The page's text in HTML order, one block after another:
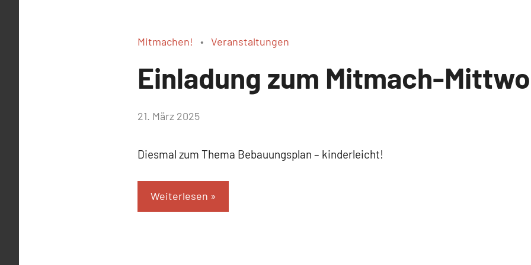
Mitmachen! Veranstaltungen
Einladung zum Mitmach-
von
Braun
21. März 2025
Diesmal zum Thema Bebauungsplan – kinderleicht!
Weiterlesen